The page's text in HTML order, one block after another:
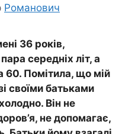
Романович
36 років,
середніх літ, а
Помітила, що мій
своїми батьками
Він не
не допомагає,